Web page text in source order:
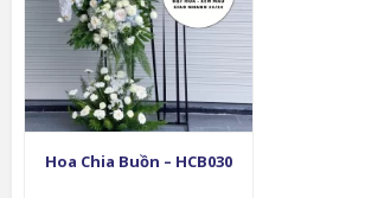
Hoa Chia Buồn – HCB030